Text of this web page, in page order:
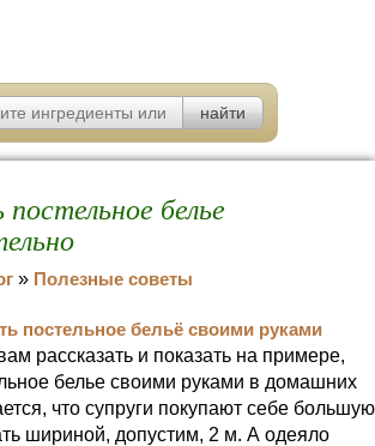
белье
» Полезные советы
рассказать и показать на примере,
белье своими руками в домашних
что супруги покупают себе большую
шириной, допустим, 2 м. А одеяло